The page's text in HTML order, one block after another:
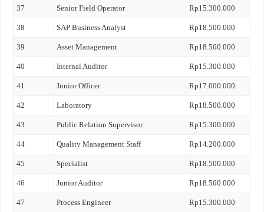
37 Senior Field Operator Rp15.300.000
38 SAP Business Analyst Rp18.500.000
39 Asset Management Rp18.500.000
40 Internal Auditor Rp15.300.000
41 Junior Officer Rp17.000.000
42 Laboratory Rp18.500.000
43 Public Relation Supervisor Rp15.300.000
44 Quality Management Staff Rp14.200.000
45 Specialist Rp18.500.000
46 Junior Auditor Rp18.500.000
47 Process Engineer Rp15.300.000